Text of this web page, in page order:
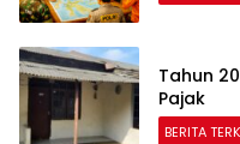
Tahun
Pajak
BERITA